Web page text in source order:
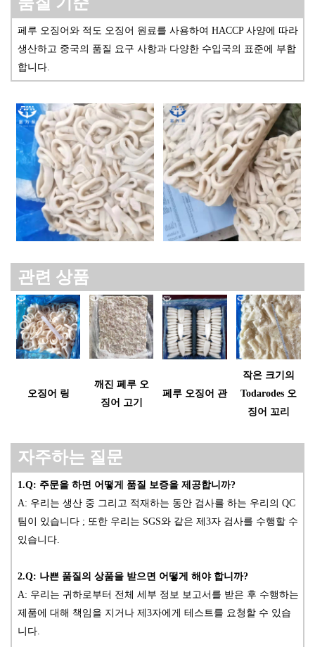
페루 오징어와 적도 오징어 원료를 사용하여 HACCP 사양에 따라
생산하고 중국의 품질 요구 사항과 다양한 수입국의 표준에 부합
합니다.
관련 상품
오징어 링
깨진 페루 오
징어 고기
페루 오징어 관
작은 크기의
Todarodes 오
징어 꼬리
자주하는 질문
1.Q: 주문을 하면 어떻게 품질 보증을 제공합니까?
A: 우리는 생산 중 그리고 적재하는 동안 검사를 하는 우리의 QC
팀이 있습니다 ; 또한 우리는 SGS와 같은 제3자 검사를 수행할 수
있습니다.
2.Q: 나쁜 품질의 상품을 받으면 어떻게 해야 합니까?
A: 우리는 귀하로부터 전체 세부 정보 보고서를 받은 후 수행하는
제품에 대해 책임을 지거나 제3자에게 테스트를 요청할 수 있습
니다.